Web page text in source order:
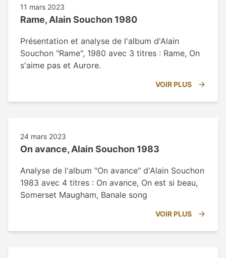
11 mars 2023
Rame, Alain Souchon 1980
Présentation et analyse de l'album d'Alain
Souchon "Rame", 1980 avec 3 titres : Rame, On
s'aime pas et Aurore.
VOIR PLUS
24 mars 2023
On avance, Alain Souchon 1983
Analyse de l'album "On avance" d'Alain Souchon
1983 avec 4 titres : On avance, On est si beau,
Somerset Maugham, Banale song
VOIR PLUS